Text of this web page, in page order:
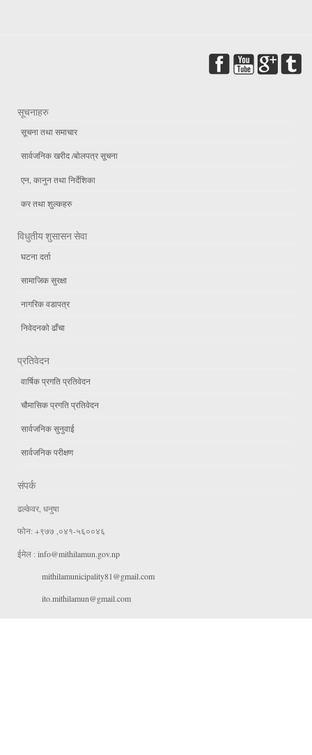
सूचनाहरु
सूचना तथा समाचार
सार्वजनिक खरीद /बोलपत्र सूचना
एन, कानुन तथा निर्देशिका
कर तथा शुल्कहरु
विधुतीय शुसासन सेवा
घटना दर्ता
सामाजिक सुरक्षा
नागरिक वडापत्र
निवेदनको ढाँचा
प्रतिवेदन
वार्षिक प्रगति प्रतिवेदन
चौमासिक प्रगति प्रतिवेदन
सार्वजनिक सुनुवाई
सार्वजनिक परीक्षण
संपर्क
ढल्केवर, धनुषा
फोन: +९७७ ,०४१-५६००४६
ईमेल : info@mithilamun.gov.np
mithilamunicipality81@gmail.com
ito.mithilamun@gmail.com